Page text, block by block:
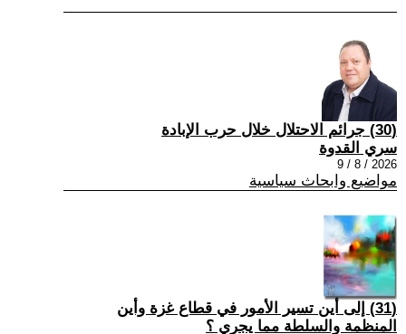
(30) جرائم الاحتلال خلال حرب الإبادة
سري القدوة
2026 / 8 / 9
مواضيع وابحاث سياسية
(31) إلى أين تسير الأمور في قطاع غزة وأين
المنظمة والسلطة مما يجري ؟